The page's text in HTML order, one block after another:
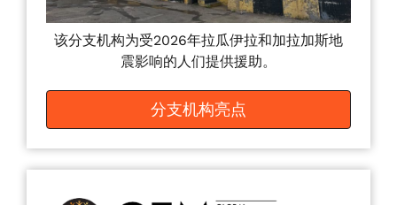
该分支机构为受2026年拉瓜伊拉和加拉加斯地
震影响的人们提供援助。
分支机构亮点